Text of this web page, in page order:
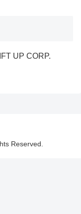
UP CORP.
Reserved.